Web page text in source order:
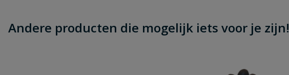
Andere producten die mogelijk iets voor je zijn!